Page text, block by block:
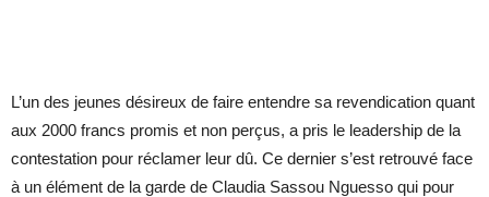
L’un des jeunes désireux de faire entendre sa revendication quant
aux 2000 francs promis et non perçus, a pris le leadership de la
contestation pour réclamer leur dû. Ce dernier s’est retrouvé face
à un élément de la garde de Claudia Sassou Nguesso qui pour